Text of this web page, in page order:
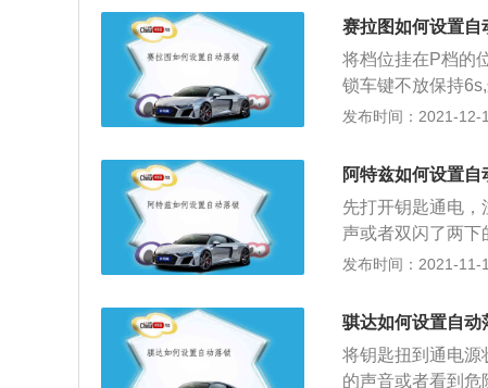
车上的钥匙。。本
的细节也不正常，
错，并且还配备
赛拉图如何设置自
将档位挂在P档的
锁车键不放保持
有些车本身就带有
的驾驶员来说，一
忘记自己车辆停放
位置。不过也有的
境比较安静的时
看驾驶员的选择了
发布时间：2021-12-
阿特兹如何设置自
先打开钥匙通电
声或者双闪了两
是防盗，行车后能
门上的锁止按钮会
是安全。车上载
那么这时候，自动
发布时间：2021-11-
骐达如何设置自动
将钥匙扭到通电源
的声音或者看到